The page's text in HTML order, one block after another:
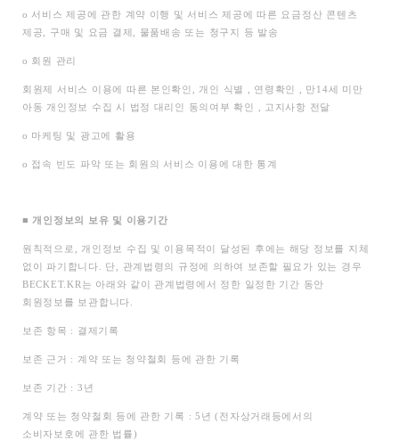
ο 서비스 제공에 관한 계약 이행 및 서비스 제공에 따른 요금정산 콘텐츠
제공, 구매 및 요금 결제, 물품배송 또는 청구지 등 발송
ο 회원 관리
회원제 서비스 이용에 따른 본인확인, 개인 식별 , 연령확인 , 만14세 미만
아동 개인정보 수집 시 법정 대리인 동의여부 확인 , 고지사항 전달
ο 마케팅 및 광고에 활용
ο 접속 빈도 파악 또는 회원의 서비스 이용에 대한 통계
■ 개인정보의 보유 및 이용기간
원칙적으로, 개인정보 수집 및 이용목적이 달성된 후에는 해당 정보를 지체
없이 파기합니다. 단, 관계법령의 규정에 의하여 보존할 필요가 있는 경우
BECKET.KR는 아래와 같이 관계법령에서 정한 일정한 기간 동안
회원정보를 보관합니다.
보존 항목 : 결제기록
보존 근거 : 계약 또는 청약철회 등에 관한 기록
보존 기간 : 3년
계약 또는 청약철회 등에 관한 기록 : 5년 (전자상거래등에서의
소비자보호에 관한 법률)